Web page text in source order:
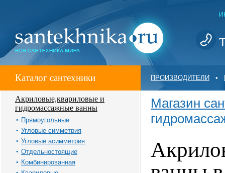
Каталог сантехники ПРОИЗВОДИТЕЛИ •
Акриловые,квариловые и
гидромассажные ванны
Прямоугольные
Угловые симметрия
Угловые асимметрия
Отдельностоящие
Комбинированная
Магазин